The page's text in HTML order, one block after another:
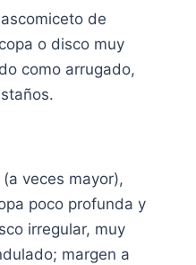
de
o disco muy
como arrugado,
veces mayor),
poco profunda y
irregular, muy
margen a